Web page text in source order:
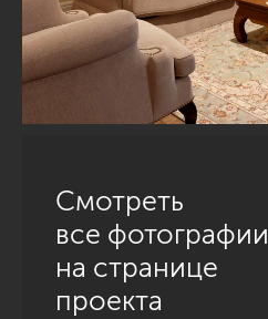
Смотреть
все фотографии
на странице
проекта